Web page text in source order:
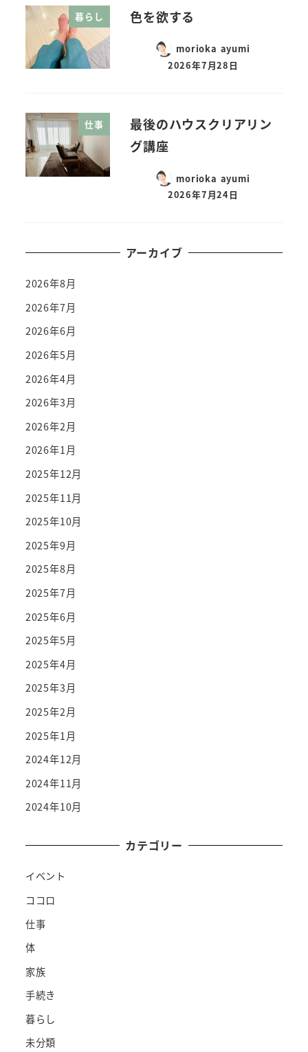
暮らし 色を欲する
morioka ayumi
2026年7月28日
仕事
最後のハウスクリアリン
グ講座
morioka ayumi
2026年7月24日
アーカイブ
2026年8月
2026年7月
2026年6月
2026年5月
2026年4月
2026年3月
2026年2月
2026年1月
2025年12月
2025年11月
2025年10月
2025年9月
2025年8月
2025年7月
2025年6月
2025年5月
2025年4月
2025年3月
2025年2月
2025年1月
2024年12月
2024年11月
2024年10月
カテゴリー
イベント
ココロ
仕事
体
家族
手続き
暮らし
未分類